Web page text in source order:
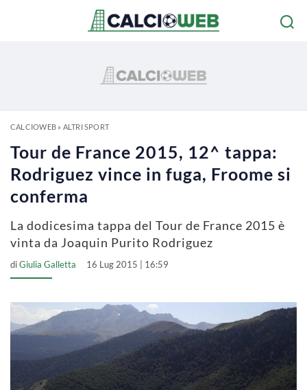
CALCIOWEB» ALTRI SPORT
Tour de France 2015, 12^ tappa:
Rodriguez vince in fuga, Froome si
conferma
La dodicesima tappa del Tour de France 2015 è
vinta da Joaquin Purito Rodriguez
diGiulia Galletta 16 Lug 2015 | 16:59